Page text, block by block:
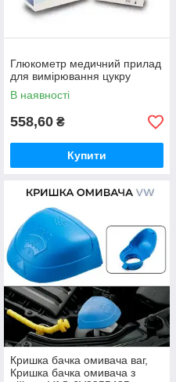
Глюкометр медичний прилад
для вимірювання цукру
В наявності
558,60 ₴
Купити
Кришка бачка омивача ваг,
Кришка бачка омивача з